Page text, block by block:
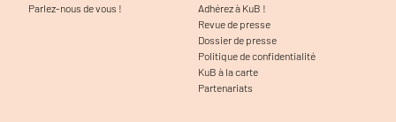
Parlez-nous de vous !
Adhérez à KuB !
Revue de presse
Dossier de presse
Politique de confidentialité
KuB à la carte
Partenariats